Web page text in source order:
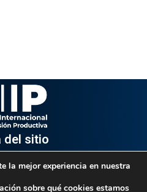
del sitio
la mejor experiencia en nuestra
sobre qué cookies estamos